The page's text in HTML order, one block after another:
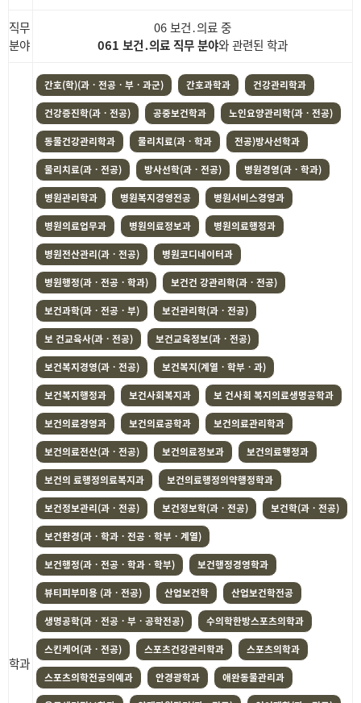
직무
분야
06 보건․의료 중
061 보건․의료 직무 분야와 관련된 학과
학과
간호(학)(과ㆍ전공ㆍ부ㆍ과군) 간호과학과
건강관리학과
건강증진학(과ㆍ전공)
공중보건학과
노인요양관리학(과ㆍ전공)
동물건강관리학과
물리치료(과ㆍ학과
전공)방사선학과
물리치료(과ㆍ전공)
방사선학(과ㆍ전공)
병원경영(과ㆍ학과)
병원관리학과
병원복지경영전공
병원서비스경영과
병원의료업무과
병원의료정보과
병원의료행정과
병원전산관리(과ㆍ전공)
병원코디네이터과
병원행정(과ㆍ전공ㆍ학과)
보건건 강관리학(과ㆍ전공)
보건과학(과ㆍ전공ㆍ부)
보건관리학(과ㆍ전공)
보 건교육사(과ㆍ전공)
보건교육정보(과ㆍ전공)
보건복지경영(과ㆍ전공)
보건복지(계열ㆍ학부ㆍ과)
보건복지행정과
보건사회복지과
보 건사회 복지의료생명공학과
보건의료경영과
보건의료공학과
보건의료관리학과
보건의료전산(과ㆍ전공)
보건의료정보과
보건의료행정과
보건의 료행정의료복지과
보건의료행정의약행정학과
보건정보관리(과ㆍ전공)
보건정보학(과ㆍ전공)
보건학(과ㆍ전공)
보건환경(과ㆍ학과ㆍ전공ㆍ학부ㆍ계열)
보건행정(과ㆍ전공ㆍ학과ㆍ학부)
보건행정경영학과
뷰티피부미용 (과ㆍ전공)
산업보건학
산업보건학전공
생명공학(과ㆍ전공ㆍ부ㆍ공학전공)
수의학한방스포츠의학과
스킨케어(과ㆍ전공)
스포츠건강관리학과
스포츠의학과
스포츠의학전공의예과
안경광학과
애완동물관리과